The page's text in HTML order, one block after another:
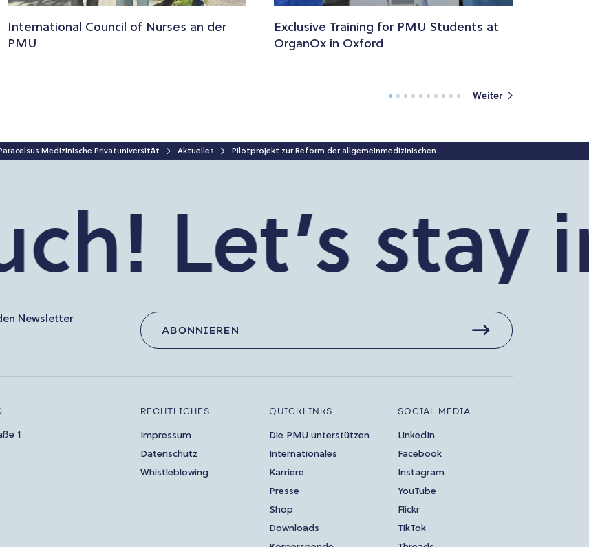
International Council of Nurses an der
PMU
Exclusive Training for PMU Students at
OrganOx in Oxford
Weiter
Medizinische Privatuniversität Aktuelles Pilotprojekt zur Reform der allgemeinmedizinischen...
Let’s stay
Newsletter
ABONNIEREN
1
RECHTLICHES
Impressum
Datenschutz
Whistleblowing
QUICKLINKS
Die PMU unterstützen
Internationales
Karriere
Presse
Shop
Downloads
SOCIAL MEDIA
LinkedIn
Facebook
Instagram
YouTube
Flickr
TikTok